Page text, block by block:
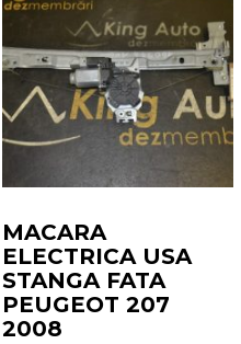
MACARA
ELECTRICA USA
STANGA FATA
PEUGEOT 207
2008